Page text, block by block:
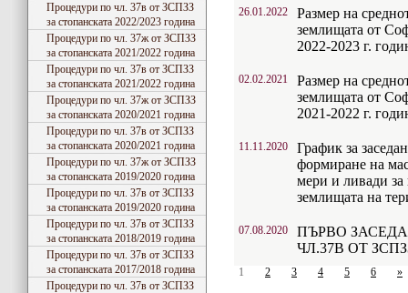
Процедури по чл. 37в от ЗСПЗЗ
за стопанската 2022/2023 година
Процедури по чл. 37ж от ЗСПЗЗ
за стопанската 2021/2022 година
Процедури по чл. 37в от ЗСПЗЗ
за стопанската 2021/2022 година
Процедури по чл. 37ж от ЗСПЗЗ
за стопанската 2020/2021 година
Процедури по чл. 37в от ЗСПЗЗ
за стопанската 2020/2021 година
Процедури по чл. 37ж от ЗСПЗЗ
за стопанската 2019/2020 година
Процедури по чл. 37в от ЗСПЗЗ
за стопанската 2019/2020 година
Процедури по чл. 37в от ЗСПЗЗ
за стопанската 2018/2019 година
Процедури по чл. 37в от ЗСПЗЗ
за стопанската 2017/2018 година
Процедури по чл. 37в от ЗСПЗЗ
26.01.2022
Размер на
землищата от
2022-2023 г.
02.02.2021
Размер на
землищата от
2021-2022 г.
11.11.2020
График за
формиране на
мери и ливади за
землищата на
07.08.2020
ПЪРВО
ЧЛ.37В ОТ
1 2 3 4 5 6 »